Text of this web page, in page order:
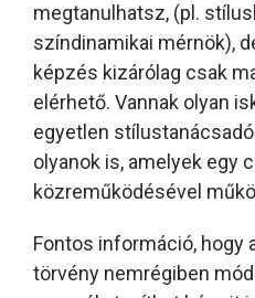
megtanulhatsz, (pl.
színdinamikai mérnök),
képzés kizárólag csak
elérhető. Vannak olyan
egyetlen
olyanok is, amelyek egy
közreműködésével
Fontos információ, hogy
törvény nemrégiben